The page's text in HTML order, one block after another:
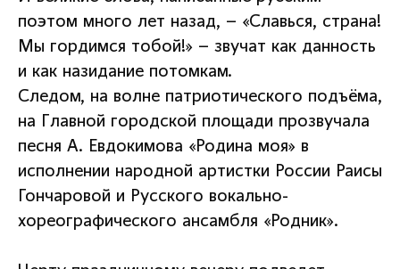
поэтом много лет назад, – «Славься, страна!
Мы гордимся тобой!» – звучат как данность
и как назидание потомкам.
Следом, на волне патриотического подъёма,
на Главной городской площади прозвучала
песня А. Евдокимова «Родина моя» в
исполнении народной артистки России Раисы
Гончаровой и Русского вокально-
хореографического ансамбля «Родник».